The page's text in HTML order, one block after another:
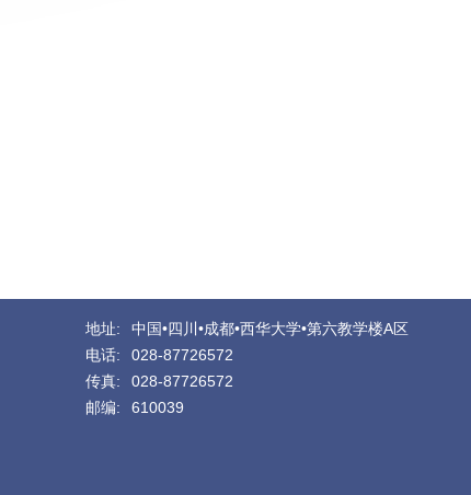
地址:
中国•四川•成都•西华大学•第六教学楼A区
电话:
028-87726572
传真:
028-87726572
邮编:
610039